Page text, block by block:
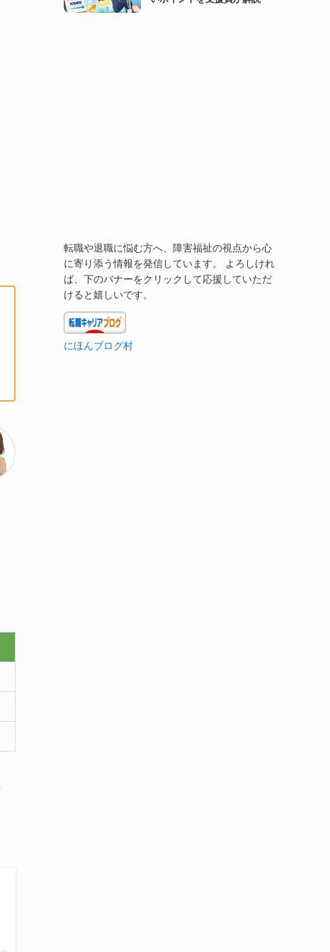
転職や退職に悩む方へ、障害福祉の視点から心
に寄り添う情報を発信しています。 よろしけれ
ば、下のバナーをクリックして応援していただ
けると嬉しいです。
にほんブログ村